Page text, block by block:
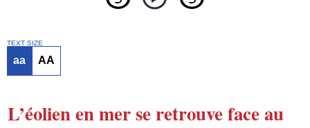
TEXT SIZE
aa AA
L’éolien en merse retrouve faceau